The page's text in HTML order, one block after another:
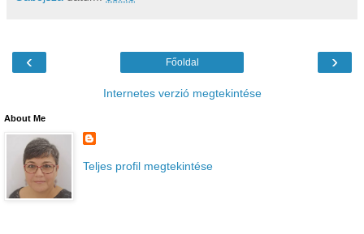
‹ ›
Főoldal
Internetes verzió megtekintése
About Me
Teljes profil megtekintése